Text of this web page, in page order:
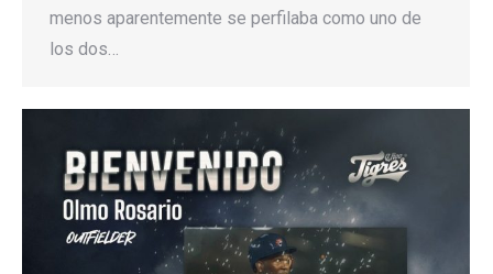
menos aparentemente se perfilaba como uno de
los dos…